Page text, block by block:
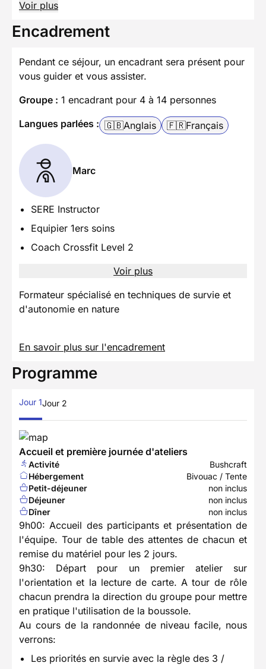
Voir plus
Encadrement
Pendant ce séjour, un encadrant sera présent pour
vous guider et vous assister.
Groupe : 1 encadrant pour 4 à 14 personnes
Langues parlées : 🇬🇧Anglais 🇫🇷Français
Marc
SERE Instructor
Equipier 1ers soins
Coach Crossfit Level 2
Voir plus
Formateur spécialisé en techniques de survie et
d'autonomie en nature
En savoir plus sur l'encadrement
Programme
Jour 1Jour 2
Accueil et première journée d'ateliers
Activité
Bushcraft
Hébergement
Bivouac / Tente
Petit-déjeuner
non inclus
Déjeuner
non inclus
Dîner
non inclus
9h00: Accueil des participants et présentation de
l'équipe. Tour de table des attentes de chacun et
remise du matériel pour les 2 jours.
9h30: Départ pour un premier atelier sur
l'orientation et la lecture de carte. A tour de rôle
chacun prendra la direction du groupe pour mettre
en pratique l'utilisation de la boussole.
Au cours de la randonnée de niveau facile, nous
verrons:
Les priorités en survie avec la règle des 3 /